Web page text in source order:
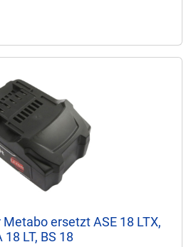
ersetzt ASE 18 LTX,
18 LT, BS 18